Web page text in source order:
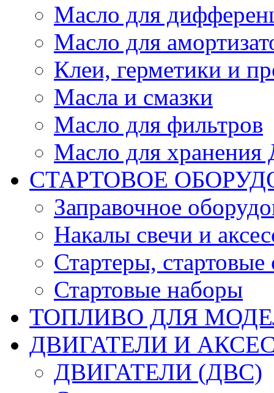
Масло для
Масло для
Клеи, герметики и
Масла и смазки
Масло для фильтров
Масло для
СТАРТОВОЕ
Заправочное
Накалы свечи и
Стартеры, стартовые
Стартовые наборы
ТОПЛИВО ДЛЯ
ДВИГАТЕЛИ И
ДВИГАТЕЛИ (ДВС)